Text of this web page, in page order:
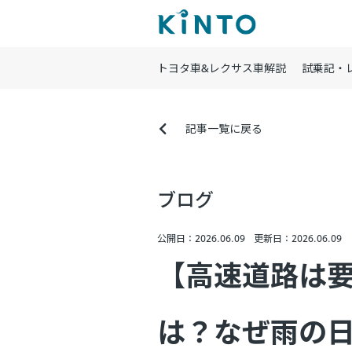
トヨタ車&レクサス車解説 試乗記・
記事一覧に戻る
ブログ
公開日：2026.06.09 更新日：2026.06.09
【高速道路
は？なぜ雨の